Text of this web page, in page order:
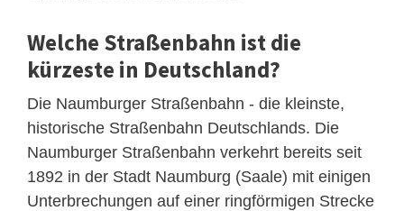
Welche Straßenbahn ist die
kürzeste in Deutschland?
Die Naumburger Straßenbahn - die kleinste,
historische Straßenbahn Deutschlands. Die
Naumburger Straßenbahn verkehrt bereits seit
1892 in der Stadt Naumburg (Saale) mit einigen
Unterbrechungen auf einer ringförmigen Strecke